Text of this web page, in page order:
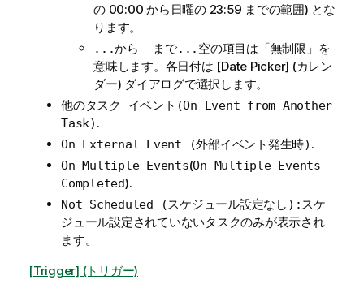
の 00:00 から日曜の 23:59 までの範囲) とな
ります。
...から- まで... 空の項目は「無制限」を
意味します。各日付は [Date Picker] (カレン
ダー) ダイアログで選択します。
他のタスク イベント(On Event from Another
Task) .
On External Event (外部イベント発生時) .
On Multiple Events(On Multiple Events
Completed).
Not Scheduled (スケジュール設定なし): スケ
ジュール設定されていないタスクのみが表示され
ます。
[Trigger] (トリガー)